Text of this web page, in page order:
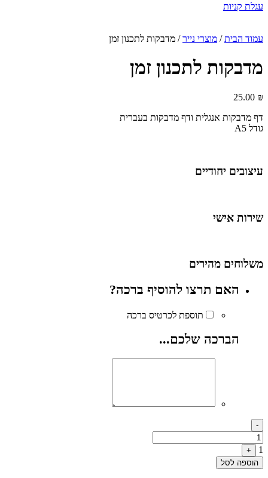
עגלת קניות
עמוד הבית/ מוצרי נייר/ מדבקות לתכנון זמן
מדבקות לתכנון זמן
25.00 ₪
דף מדבקות אנגלית ודף מדבקות בעברית
גודל A5
עיצובים יחודיים
שירות אישי
משלוחים מהירים
האם תרצו להוסיף ברכה?
תוספת לכרטיס ברכה
הברכה שלכם...
Quantity
-
1
+
הוספה לסל